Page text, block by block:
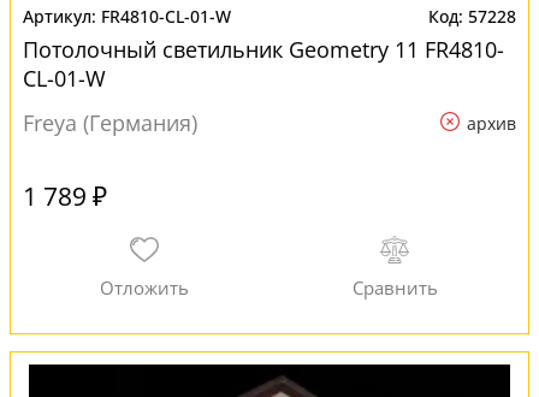
FR4810-CL-01-W 57228
Потолочный светильник Geometry 11 FR4810-
CL-01-W
Freya (Германия)
архив
1 789 ₽